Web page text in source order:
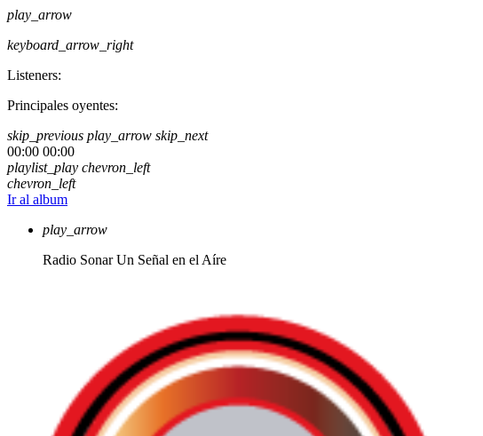
play_arrow
keyboard_arrow_right
Listeners:
Principales oyentes:
skip_previous play_arrow skip_next
00:00 00:00
playlist_play chevron_left
chevron_left
Ir al album
play_arrow
Radio Sonar Un Señal en el Aíre